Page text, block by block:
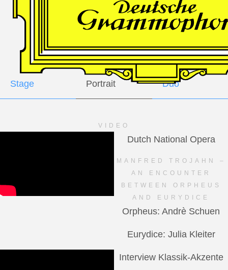
GALLERY
Stage Portrait Duo
VIDEO
Dutch National Opera
MANFRED TROJAHN –
AN ENCOUNTER
BETWEEN ORPHEUS
AND EURYDICE
Orpheus: Andrè Schuen
Eurydice: Julia Kleiter
Interview Klassik-Akzente